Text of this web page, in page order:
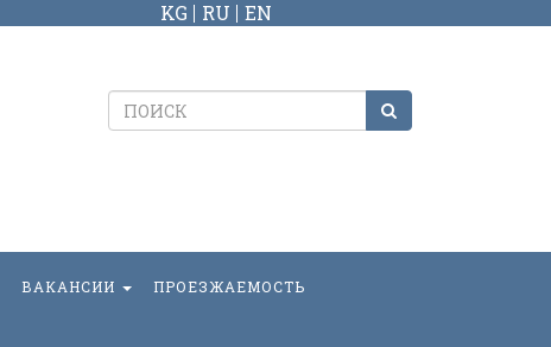
KG RU EN
ВАКАНСИИ ПРОЕЗЖАЕМОСТЬ